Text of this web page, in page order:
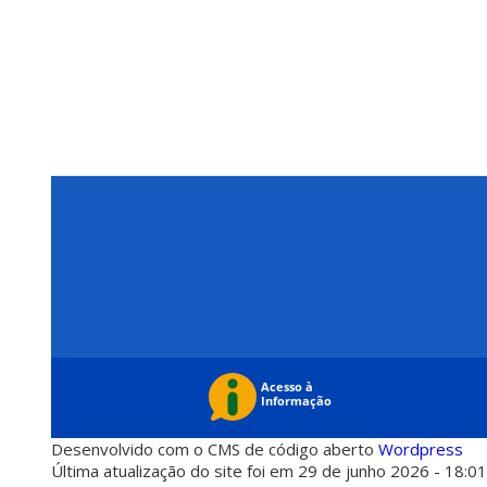
Desenvolvido com o CMS de código aberto Wordpress
Última atualização do site foi em 29 de junho 2026 -